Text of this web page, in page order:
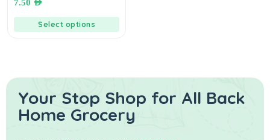
قهوة مثلجة
7.50 AED
Select options
Your Stop Shop for All Back
Home Grocery